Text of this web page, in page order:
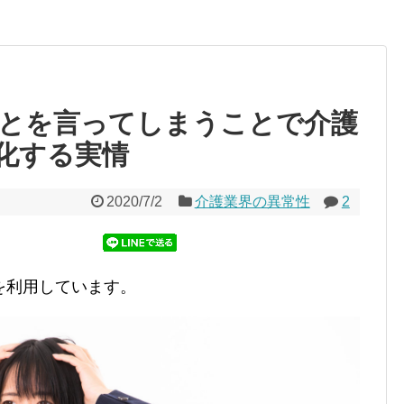
を言ってしまうことで介護
する実情
2020/7/2 介護業界の異常性 2
用しています。